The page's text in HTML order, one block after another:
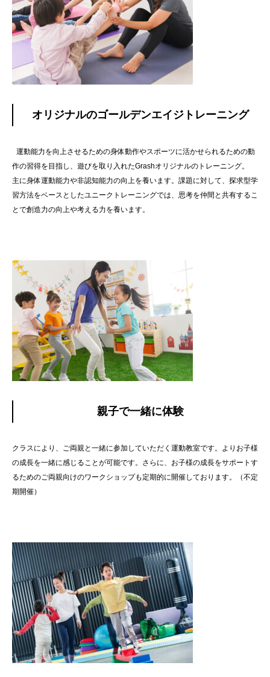
オリジナルのゴールデンエイジトレーニング
運動能力を向上させるための身体動作やスポーツに活かせられるための動
作の習得を目指し、遊びを取り入れたGrashオリジナルのトレーニング。
主に身体運動能力や非認知能力の向上を養います。課題に対して、探求型学
習方法をベースとしたユニークトレーニングでは、思考を仲間と共有するこ
とで創造力の向上や考える力を養います。
親子で一緒に体験
クラスにより、ご両親と一緒に参加していただく運動教室です。よりお子様
の成長を一緒に感じることが可能です。さらに、お子様の成長をサポートす
るためのご両親向けのワークショップも定期的に開催しております。（不定
期開催）